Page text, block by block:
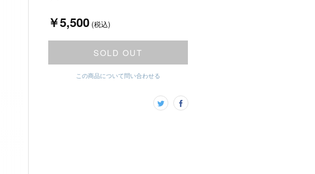
￥5,500 (税込)
SOLD OUT
この商品について問い合わせる